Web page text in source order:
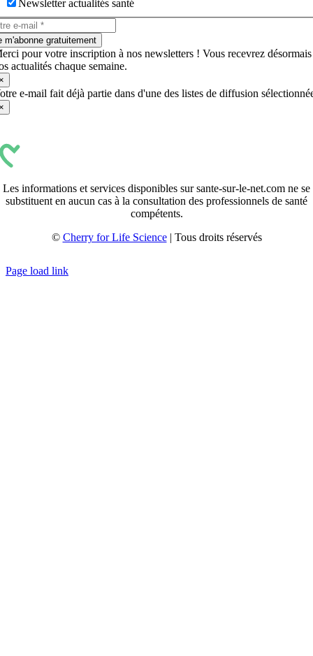
Newsletter actualités santé
m'abonne gratuitement
pour votre inscription à nos newsletters ! Vous recevrez désormais
actualités chaque semaine.
e-mail fait déjà partie dans d'une des listes de diffusion
Les informations et services disponibles sur sante-sur-le-net.com ne se
substituent en aucun cas à la consultation des professionnels de santé
compétents.
© Cherry for Life Science| Tous droits réservés
Page load link